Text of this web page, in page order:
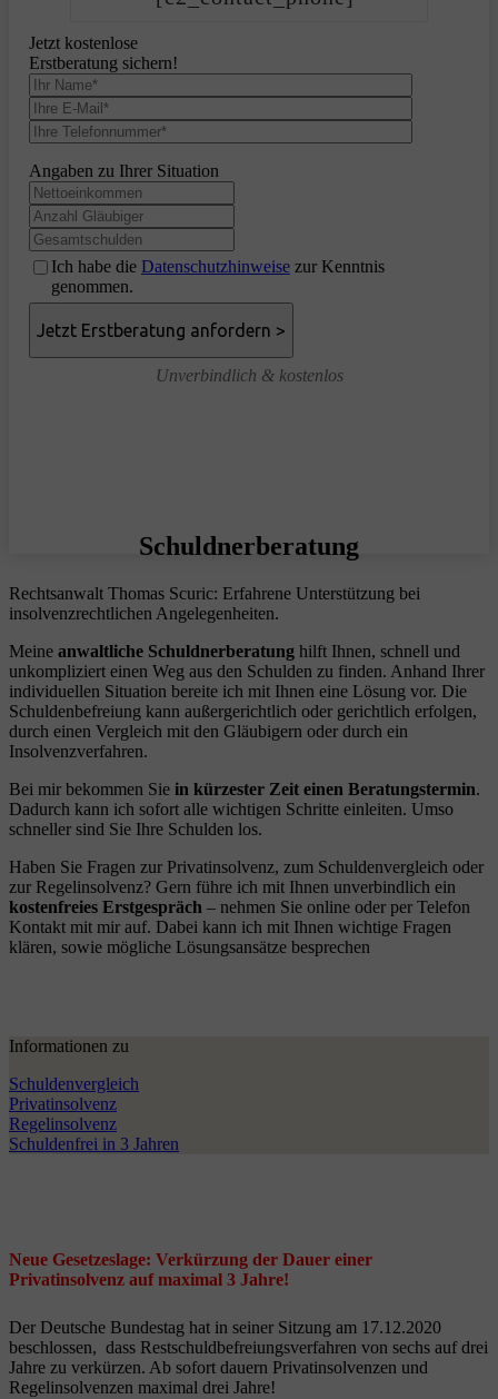
Jetzt kostenlose
Erstberatung sichern!
Angaben zu Ihrer Situation
Ich habe die Datenschutzhinweise zur Kenntnis
genommen.
Unverbindlich & kostenlos
Schuldnerberatung
Rechtsanwalt Thomas Scuric: Erfahrene Unterstützung bei
insolvenzrechtlichen Angelegenheiten.
Meine anwaltliche Schuldnerberatung hilft Ihnen, schnell und
unkompliziert einen Weg aus den Schulden zu finden. Anhand Ihrer
individuellen Situation bereite ich mit Ihnen eine Lösung vor. Die
Schuldenbefreiung kann außergerichtlich oder gerichtlich erfolgen,
durch einen Vergleich mit den Gläubigern oder durch ein
Insolvenzverfahren.
Bei mir bekommen Sie in kürzester Zeit einen Beratungstermin.
Dadurch kann ich sofort alle wichtigen Schritte einleiten. Umso
schneller sind Sie Ihre Schulden los.
Haben Sie Fragen zur Privatinsolvenz, zum Schuldenvergleich oder
zur Regelinsolvenz? Gern führe ich mit Ihnen unverbindlich ein
kostenfreies Erstgespräch – nehmen Sie online oder per Telefon
Kontakt mit mir auf. Dabei kann ich mit Ihnen wichtige Fragen
klären, sowie mögliche Lösungsansätze besprechen
Informationen zu
Schuldenvergleich
Privatinsolvenz
Regelinsolvenz
Schuldenfrei in 3 Jahren
Neue Gesetzeslage: Verkürzung der Dauer einer
Privatinsolvenz auf maximal 3 Jahre!
Der Deutsche Bundestag hat in seiner Sitzung am 17.12.2020
beschlossen, dass Restschuldbefreiungsverfahren von sechs auf drei
Jahre zu verkürzen. Ab sofort dauern Privatinsolvenzen und
Regelinsolvenzen maximal drei Jahre!